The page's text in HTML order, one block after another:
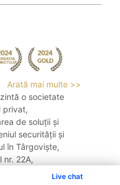
Live chat
Arată mai multe >>
o societate
privat,
de soluții și
securității și
în Târgoviște,
nr. 22A,